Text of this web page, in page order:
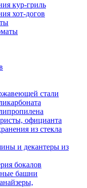
кур-гриль
хот-догов
стали
официанта
из стекла
и декантеры из
бокалов
башни